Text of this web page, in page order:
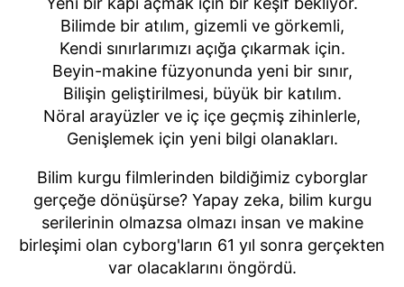
Bilimde bir atılım, gizemli ve görkemli,
Kendi sınırlarımızı açığa çıkarmak için.
Beyin-makine füzyonunda yeni bir sınır,
Bilişin geliştirilmesi, büyük bir katılım.
Nöral arayüzler ve iç içe geçmiş zihinlerle,
Genişlemek için yeni bilgi olanakları.
Bilim kurgu filmlerinden bildiğimiz cyborglar
gerçeğe dönüşürse? Yapay zeka, bilim kurgu
serilerinin olmazsa olmazı insan ve makine
birleşimi olan cyborg'ların 61 yıl sonra gerçekten
var olacaklarını öngördü.